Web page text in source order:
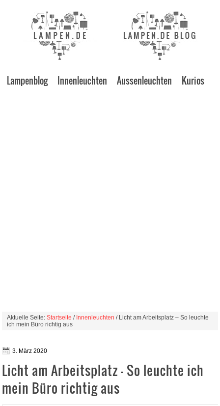
Lampenblog Innenleuchten Aussenleuchten Kurios
Aktuelle Seite:Startseite / Innenleuchten / Licht am Arbeitsplatz – So leuchte
ich mein Büro richtig aus
3. März 2020
Licht am Arbeitsplatz – So leuchte ich
mein Büro richtig aus